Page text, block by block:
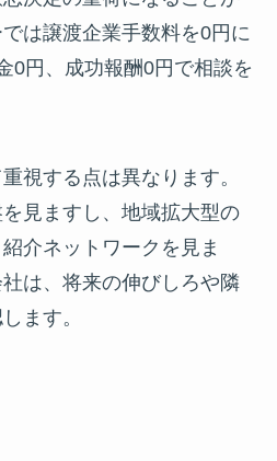
は譲渡企業手数料を0円に
0円、成功報酬0円で相談を
視する点は異なります。
見ますし、地域拡大型の
介ネットワークを見ま
は、将来の伸びしろや隣
ます。